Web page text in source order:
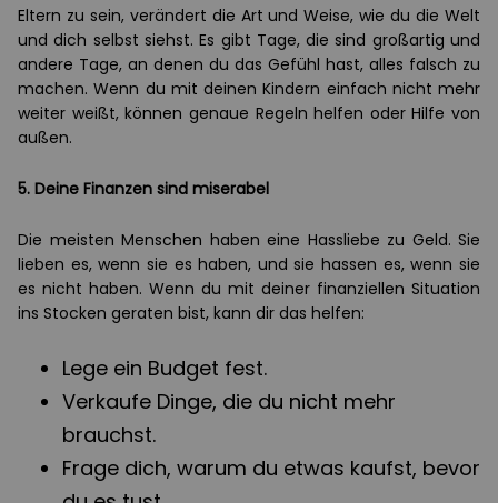
Eltern zu sein, verändert die Art und Weise, wie du die Welt
und dich selbst siehst. Es gibt Tage, die sind großartig und
andere Tage, an denen du das Gefühl hast, alles falsch zu
machen. Wenn du mit deinen Kindern einfach nicht mehr
weiter weißt, können genaue Regeln helfen oder Hilfe von
außen.
5. Deine Finanzen sind miserabel
Die meisten Menschen haben eine Hassliebe zu Geld. Sie
lieben es, wenn sie es haben, und sie hassen es, wenn sie
es nicht haben. Wenn du mit deiner finanziellen Situation
ins Stocken geraten bist, kann dir das helfen:
Lege ein Budget fest.
Verkaufe Dinge, die du nicht mehr
brauchst.
Frage dich, warum du etwas kaufst, bevor